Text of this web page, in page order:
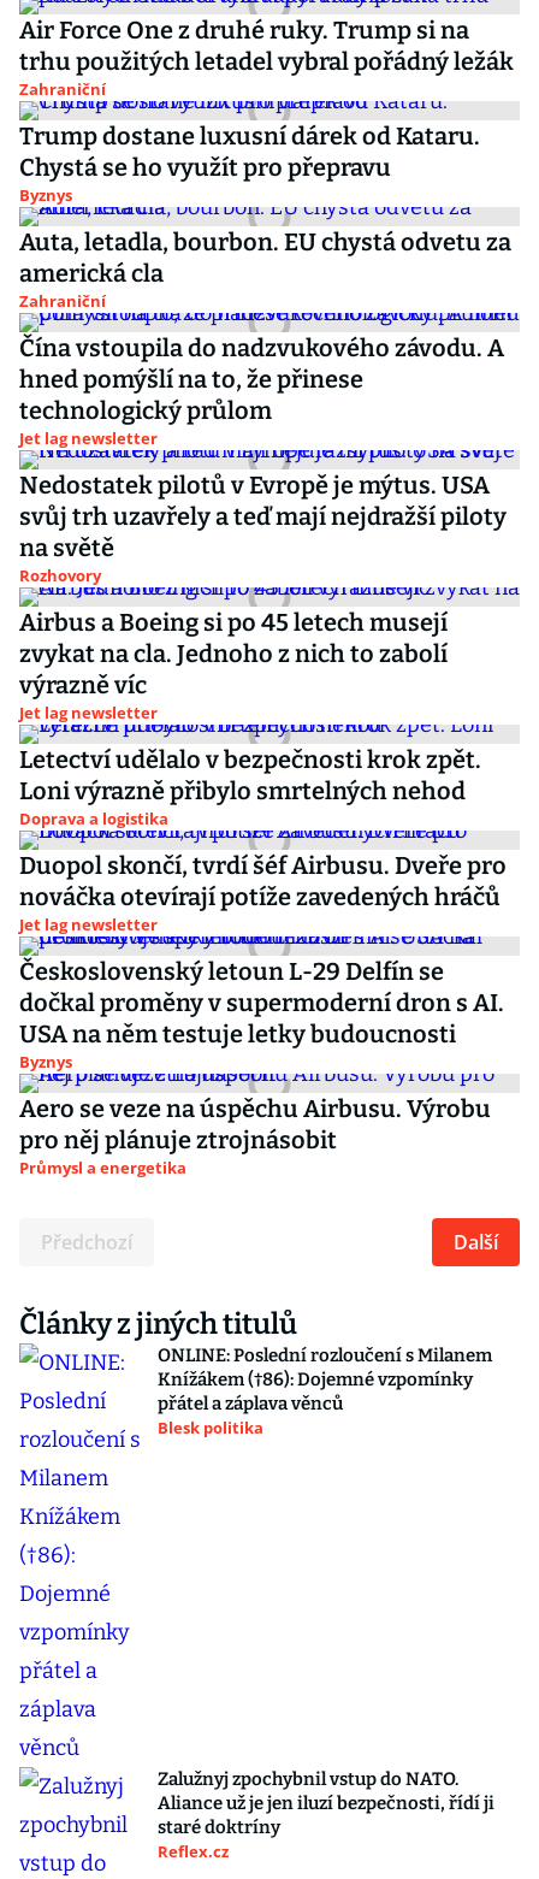
Air Force One z druhé ruky. Trump si na
trhu použitých letadel vybral pořádný ležák
Zahraniční
Trump dostane luxusní dárek od Kataru.
Chystá se ho využít pro přepravu
Byznys
Auta, letadla, bourbon. EU chystá odvetu za
americká cla
Zahraniční
Čína vstoupila do nadzvukového závodu. A
hned pomýšlí na to, že přinese
technologický průlom
Jet lag newsletter
Nedostatek pilotů v Evropě je mýtus. USA
svůj trh uzavřely a teď mají nejdražší piloty
na světě
Rozhovory
Airbus a Boeing si po 45 letech musejí
zvykat na cla. Jednoho z nich to zabolí
výrazně víc
Jet lag newsletter
Letectví udělalo v bezpečnosti krok zpět.
Loni výrazně přibylo smrtelných nehod
Doprava a logistika
Duopol skončí, tvrdí šéf Airbusu. Dveře pro
nováčka otevírají potíže zavedených hráčů
Jet lag newsletter
Československý letoun L-29 Delfín se
dočkal proměny v supermoderní dron s AI.
USA na něm testuje letky budoucnosti
Byznys
Aero se veze na úspěchu Airbusu. Výrobu
pro něj plánuje ztrojnásobit
Průmysl a energetika
Předchozí Další
Články z jiných titulů
ONLINE: Poslední rozloučení s Milanem
Knížákem (†86): Dojemné vzpomínky
přátel a záplava věnců
Blesk politika
Zalužnyj zpochybnil vstup do NATO.
Aliance už je jen iluzí bezpečnosti, řídí ji
staré doktríny
Reflex.cz